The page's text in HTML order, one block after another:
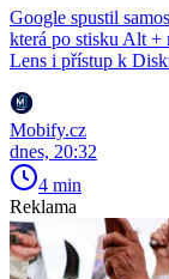
Google spustil
která po stisku Alt +
Lens i přístup k
Mobify.cz
dnes, 20:32
4 min
Reklama